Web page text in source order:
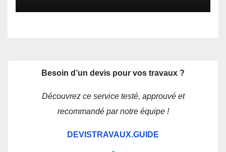
Besoin d’un devis pour vos travaux ?
Découvrez ce service testé, approuvé et
recommandé par notre équipe !
DEVISTRAVAUX.GUIDE